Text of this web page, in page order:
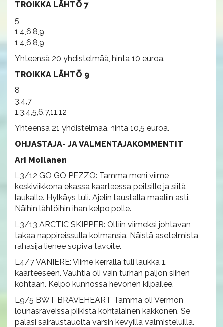
TROIKKA LÄHTÖ 7
5
1,4,6,8,9
1,4,6,8,9
Yhteensä 20 yhdistelmää, hinta 10 euroa.
TROIKKA LÄHTÖ 9
8
3,4,7
1,3,4,5,6,7,11,12
Yhteensä 21 yhdistelmää, hinta 10,5 euroa.
OHJASTAJA- JA VALMENTAJAKOMMENTIT
Ari Moilanen
L3/12 GO GO PEZZO: Tamma meni viime
keskiviikkona ekassa kaarteessa peitsille ja siitä
laukalle. Hylkäys tuli. Ajelin taustalla maaliin asti.
Näihin lähtöihin ihan kelpo polle.
L3/13 ARCTIC SKIPPER: Oltiin viimeksi johtavan
takaa nappireissulla kolmansia. Näistä asetelmista
rahasija lienee sopiva tavoite.
L4/7 VANIERE: Viime kerralla tuli laukka 1.
kaarteeseen. Vauhtia oli vain turhan paljon siihen
kohtaan. Kelpo kunnossa hevonen kilpailee.
L9/5 BWT BRAVEHEART: Tamma oli Vermon
lounasraveissa piikistä kohtalainen kakkonen. Se
palasi sairaustauolta varsin kevyillä valmisteluilla.